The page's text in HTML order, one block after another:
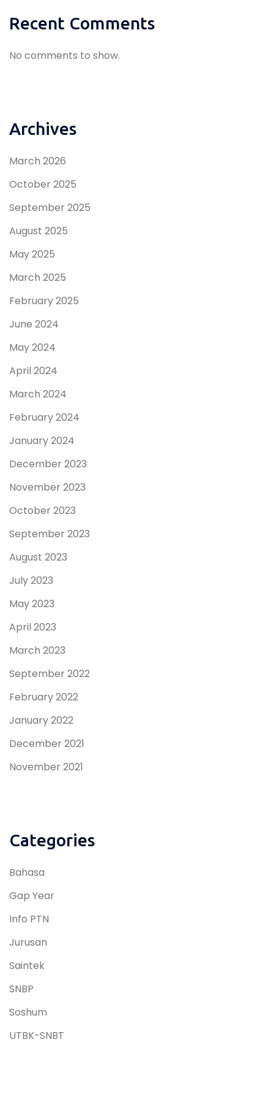
Recent Comments
No comments to show.
Archives
March 2026
October 2025
September 2025
August 2025
May 2025
March 2025
February 2025
June 2024
May 2024
April 2024
March 2024
February 2024
January 2024
December 2023
November 2023
October 2023
September 2023
August 2023
July 2023
May 2023
April 2023
March 2023
September 2022
February 2022
January 2022
December 2021
November 2021
Categories
Bahasa
Gap Year
Info PTN
Jurusan
Saintek
SNBP
Soshum
UTBK-SNBT